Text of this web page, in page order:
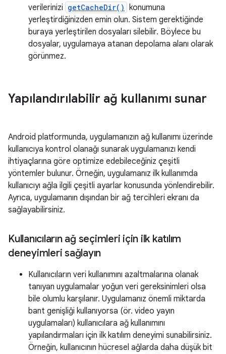
verilerinizi getCacheDir() konumuna
yerleştirdiğinizden emin olun. Sistem gerektiğinde
buraya yerleştirilen dosyaları silebilir. Böylece bu
dosyalar, uygulamaya atanan depolama alanı olarak
görünmez.
Yapılandırılabilir ağ kullanımı sunar
Android platformunda, uygulamanızın ağ kullanımı üzerinde
kullanıcıya kontrol olanağı sunarak uygulamanızı kendi
ihtiyaçlarına göre optimize edebileceğiniz çeşitli
yöntemler bulunur. Örneğin, uygulamanız ilk kullanımda
kullanıcıyı ağla ilgili çeşitli ayarlar konusunda yönlendirebilir.
Ayrıca, uygulamanın dışından bir ağ tercihleri ekranı da
sağlayabilirsiniz.
Kullanıcıların ağ seçimleri için ilk katılım
deneyimleri sağlayın
Kullanıcıların veri kullanımını azaltmalarına olanak
tanıyan uygulamalar yoğun veri gereksinimleri olsa
bile olumlu karşılanır. Uygulamanız önemli miktarda
bant genişliği kullanıyorsa (ör. video yayın
uygulamaları) kullanıcılara ağ kullanımını
yapılandırmaları için ilk katılım deneyimi sunabilirsiniz.
Örneğin, kullanıcının hücresel ağlarda daha düşük bit